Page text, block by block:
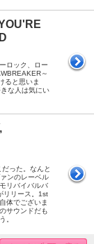
ロック、ロー
～
ると思いま
な人は気にい
った。なんと
ンのレーベル
リバイバルバ
リリース。1st
体でございま
サウンドだも
。